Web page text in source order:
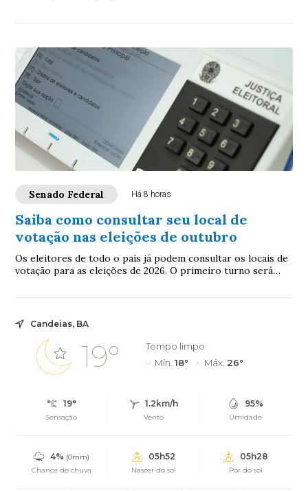
Senado Federal Há 8 horas
Saiba como consultar seu local de
votação nas eleições de outubro
Os eleitores de todo o país já podem consultar os locais de
votação para as eleições de 2026. O primeiro turno será
Candeias, BA
19°
Tempo limpo
Mín. 18° Máx. 26°
19°
Sensação
1.2km/h
Vento
95%
Umidade
4% (0mm)
Chance de chuva
05h52
Nascer do sol
05h28
Pôr do sol